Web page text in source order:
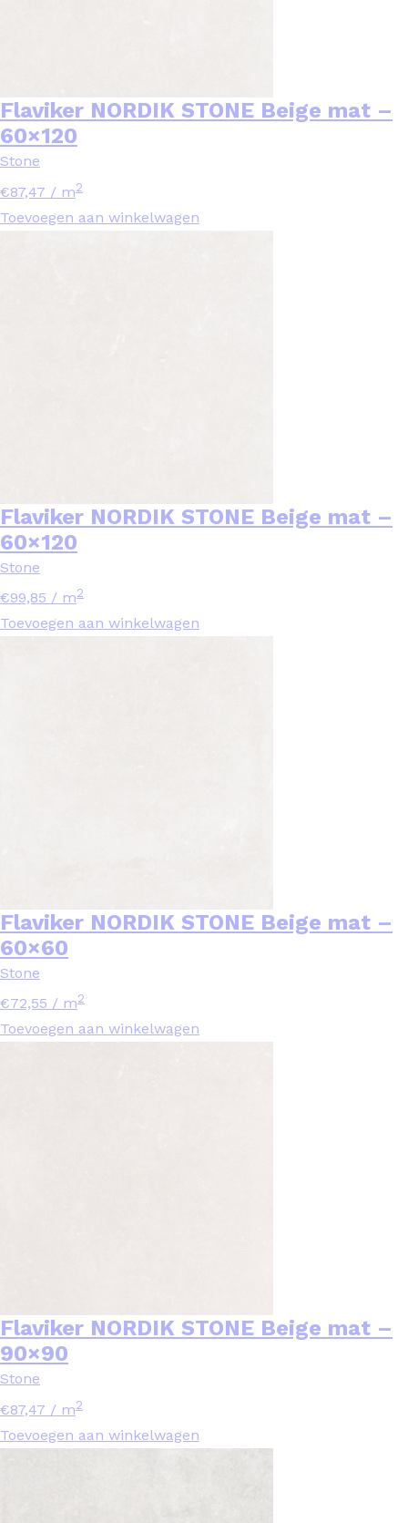
Flaviker NORDIK STONE Beige mat –
60×120
Stone
€87,47 / m2
Toevoegen aan winkelwagen
Flaviker NORDIK STONE Beige mat –
60×120
Stone
€99,85 / m2
Toevoegen aan winkelwagen
Flaviker NORDIK STONE Beige mat –
60×60
Stone
€72,55 / m2
Toevoegen aan winkelwagen
Flaviker NORDIK STONE Beige mat –
90×90
Stone
€87,47 / m2
Toevoegen aan winkelwagen